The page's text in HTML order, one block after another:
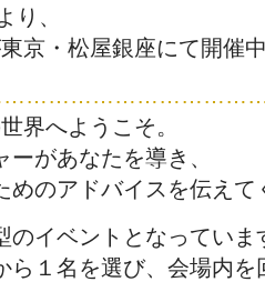
り、
京・松屋銀座にて開催
界へようこそ。
があなたを導き、
めのアドバイスを伝え
のイベントとなっていま
ら１名を選び、会場内を